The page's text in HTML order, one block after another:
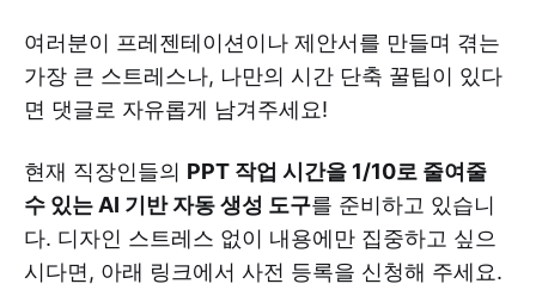
여러분이 프레젠테이션이나 제안서를 만들며 겪는
가장 큰 스트레스나, 나만의 시간 단축 꿀팁이 있다
면 댓글로 자유롭게 남겨주세요!
현재 직장인들의 PPT 작업 시간을 1/10로 줄여줄
수 있는 AI 기반 자동 생성 도구를 준비하고 있습니
다. 디자인 스트레스 없이 내용에만 집중하고 싶으
시다면, 아래 링크에서 사전 등록을 신청해 주세요.